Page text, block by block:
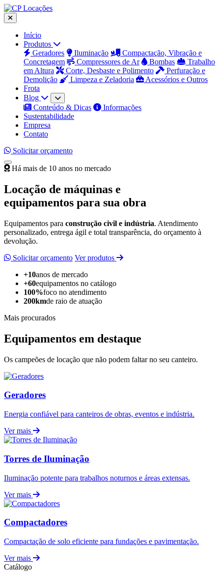
Início
Produtos
Geradores
Iluminação
Compactação, Vibração e
Concretagem
Compressores de Ar Bombas
Trabalho
em Altura
Corte, Desbaste e Polimento
Perfuração e
Demolição
Limpeza e Zeladoria
Acessórios e Outros
Frota
Blog
Conteúdo & Dicas
Informações
Sustentabilidade
Empresa
Contato
Solicitar orçamento
Há mais de 10 anos no mercado
Locação de máquinas e
equipamentos para sua obra
Equipamentos para construção civil e indústria. Atendimento
personalizado, entrega ágil e total transparência, do orçamento à
devolução.
Solicitar orçamento Ver produtos
+10anos de mercado
+60equipamentos no catálogo
100%foco no atendimento
200kmde raio de atuação
Mais procurados
Equipamentos em destaque
Os campeões de locação que não podem faltar no seu canteiro.
Geradores
Energia confiável para canteiros de obras, eventos e indústria.
Ver mais
Torres de Iluminação
Iluminação potente para trabalhos noturnos e áreas extensas.
Ver mais
Compactadores
Compactação de solo eficiente para fundações e pavimentação.
Ver mais
Catálogo